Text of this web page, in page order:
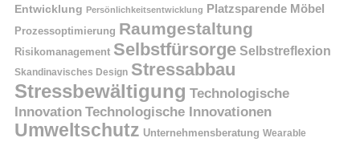
Entwicklung Persönlichkeitsentwicklung Platzsparende Möbel
Prozessoptimierung Raumgestaltung
Risikomanagement Selbstfürsorge Selbstreflexion
Skandinavisches Design Stressabbau
Stressbewältigung Technologische
Innovation Technologische Innovationen
Umweltschutz Unternehmensberatung Wearable